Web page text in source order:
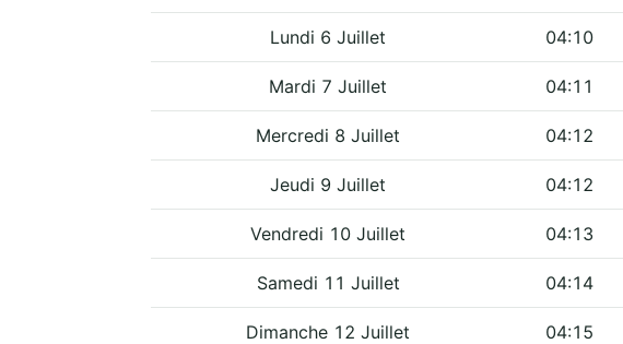
Lundi 6 Juillet 04:10
Mardi 7 Juillet 04:11
Mercredi 8 Juillet 04:12
Jeudi 9 Juillet 04:12
Vendredi 10 Juillet 04:13
Samedi 11 Juillet 04:14
Dimanche 12 Juillet 04:15